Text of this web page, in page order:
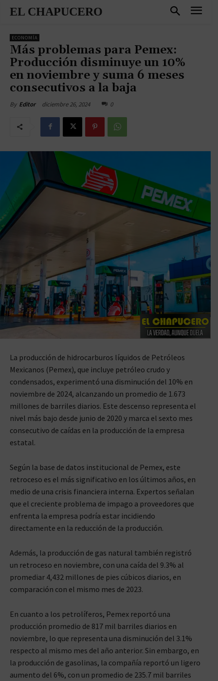
EL CHAPUCERO
ECONOMÍA
Más problemas para Pemex:
Producción disminuye un 10%
en noviembre y suma 6 meses
consecutivos a la baja
By Editor diciembre 26, 2024 0
La producción de hidrocarburos líquidos de Petróleos
Mexicanos (Pemex), que incluye petróleo crudo y
condensados, experimentó una disminución del 10% en
noviembre de 2024, alcanzando un promedio de 1.673
millones de barriles diarios. Este descenso representa el
nivel más bajo desde junio de 2020 y marca el sexto mes
consecutivo de caídas en la producción de la empresa
estatal.
Según la base de datos institucional de Pemex, este
retroceso es el más significativo en los últimos años, en
medio de una crisis financiera interna. Expertos señalan
que el creciente problema de impago a proveedores que
enfrenta la empresa podría estar incidiendo
directamente en la reducción de la producción.
Además, la producción de gas natural también registró
un retroceso en noviembre, con una caída del 9.3% al
promediar 4,432 millones de pies cúbicos diarios, en
comparación con el mismo mes de 2023.
En cuanto a los petrolíferos, Pemex reportó una
producción promedio de 817 mil barriles diarios en
noviembre, lo que representa una disminución del 3.1%
respecto al mismo mes del año anterior. Sin embargo, en
la producción de gasolinas, la compañía reportó un ligero
aumento del 6%, con un promedio de 235.7 mil barriles